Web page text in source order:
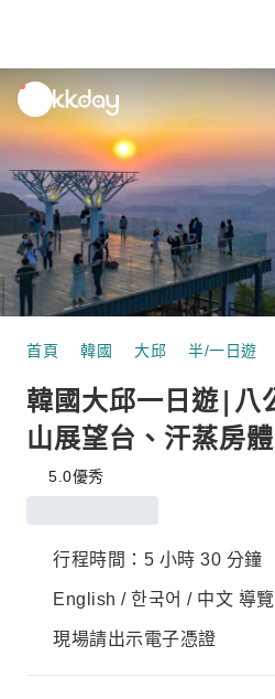
unread
notifications
首頁 韓國 大邱 半/一日遊
韓國大邱一日遊|八
山展望台、汗蒸房
5.0優秀
行程時間：5 小時 30 分鐘
English / 한국어 / 中文 導覽
現場請出示電子憑證